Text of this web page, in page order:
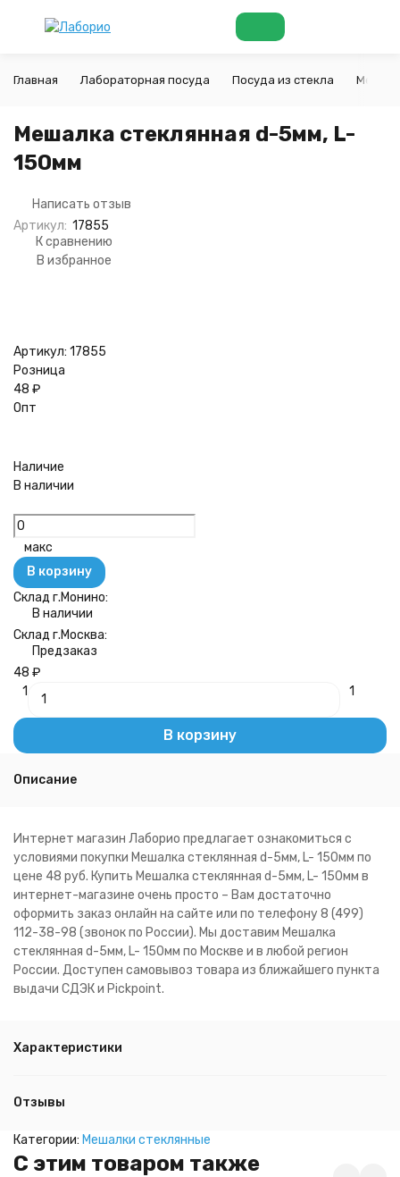
Главная Лабораторная посуда Посуда из стекла
Мешалка стеклянная d-5мм, L-
150мм
Написать отзыв
Артикул: 17855
К сравнению
В избранное
Артикул: 17855
Розница
48 ₽
Опт
Наличие
В наличии
макс
В корзину
Склад г.Монино:
В наличии
Склад г.Москва:
Предзаказ
48 ₽
1
1
В корзину
Описание
Интернет магазин Лаборио предлагает ознакомиться с
условиями покупки Мешалка стеклянная d-5мм, L- 150мм по
цене 48 руб. Купить Мешалка стеклянная d-5мм, L- 150мм в
интернет-магазине очень просто – Вам достаточно
оформить заказ онлайн на сайте или по телефону 8 (499)
112-38-98 (звонок по России). Мы доставим Мешалка
стеклянная d-5мм, L- 150мм по Москве и в любой регион
России. Доступен самовывоз товара из ближайшего пункта
выдачи СДЭК и Pickpoint.
Характеристики
Отзывы
Категории: Мешалки стеклянные
C этим товаром также